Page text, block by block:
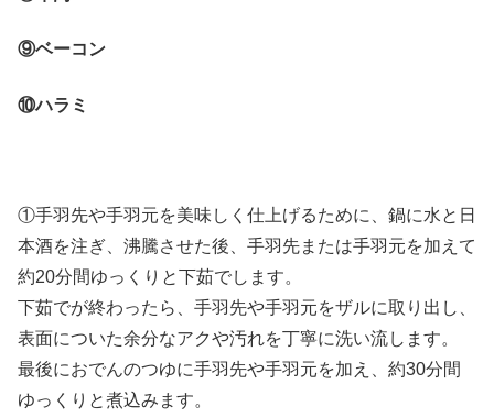
⑨ベーコン
⑩ハラミ
①手羽先や手羽元を美味しく仕上げるために、鍋に水と日
本酒を注ぎ、沸騰させた後、手羽先または手羽元を加えて
約20分間ゆっくりと下茹でします。
下茹でが終わったら、手羽先や手羽元をザルに取り出し、
表面についた余分なアクや汚れを丁寧に洗い流します。
最後におでんのつゆに手羽先や手羽元を加え、約30分間
ゆっくりと煮込みます。